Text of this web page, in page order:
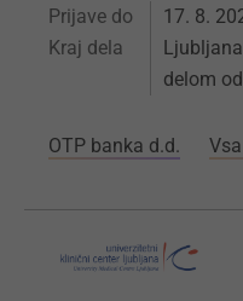
Prijave do 17. 8.
Kraj dela
delom
OTP banka d.d.